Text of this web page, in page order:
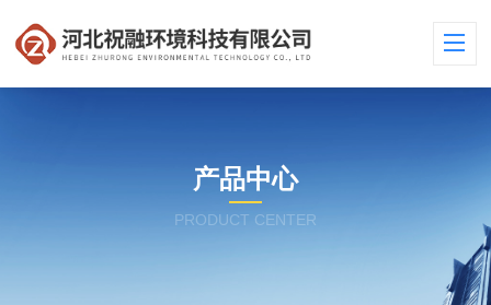
产品中心
PRODUCT CENTER